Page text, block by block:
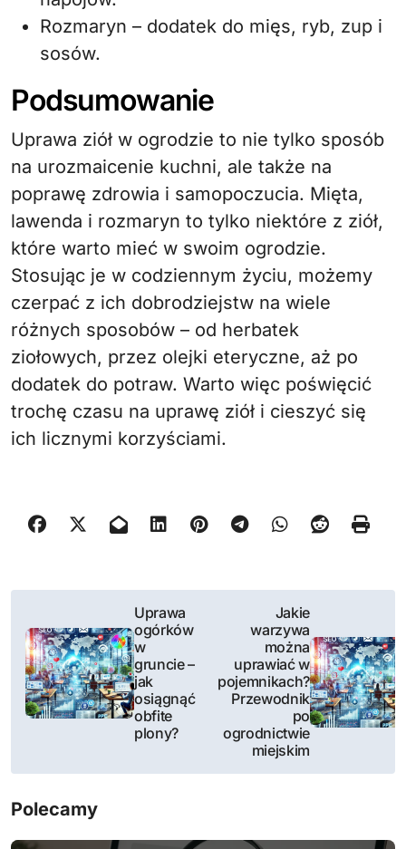
Rozmaryn – dodatek do mięs, ryb, zup i
sosów.
Podsumowanie
Uprawa ziół w ogrodzie to nie tylko sposób
na urozmaicenie kuchni, ale także na
poprawę zdrowia i samopoczucia. Mięta,
lawenda i rozmaryn to tylko niektóre z ziół,
które warto mieć w swoim ogrodzie.
Stosując je w codziennym życiu, możemy
czerpać z ich dobrodziejstw na wiele
różnych sposobów – od herbatek
ziołowych, przez olejki eteryczne, aż po
dodatek do potraw. Warto więc poświęcić
trochę czasu na uprawę ziół i cieszyć się
ich licznymi korzyściami.
w
a
c
Uprawa
ogórków
w
gruncie –
jak
osiągnąć
obfite
plony?
Jakie
warzywa
można
uprawiać w
pojemnikach?
Przewodnik
po
ogrodnictwie
miejskim
Polecamy